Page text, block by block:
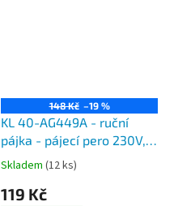
148 Kč –19 %
KL 40-AG449A - ruční
pájka - pájecí pero 230V,
výkon 40W
Skladem (12 ks)
119 Kč